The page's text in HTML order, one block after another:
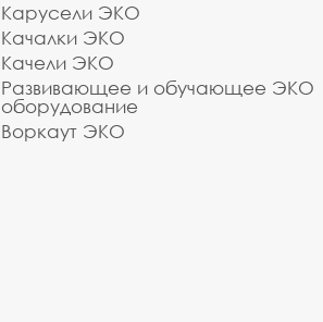
Карусели ЭКО
Качалки ЭКО
Качели ЭКО
Развивающее и обучающее ЭКО
оборудование
Воркаут ЭКО